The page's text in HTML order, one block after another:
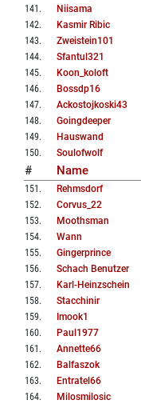
141 . Niisama
142. Kasmir Ribic
143. Zweistein101
144. Sfantul321
145. Koon_koloft
146. Bossdp16
147. Ackostojkoski43
148. Goingdeeper
149. Hauswand
150. Soulofwolf
# Name
151 . Rehmsdorf
152. Corvus_22
153. Moothsman
154. Wann
155. Gingerprince
156. Schach Benutzer
157. Karl-Heinzschein
158. Stacchinir
159. Imook1
160. Paul1977
161 . Annette66
162. Balfaszok
163. Entratel66
164. Milosmilosic